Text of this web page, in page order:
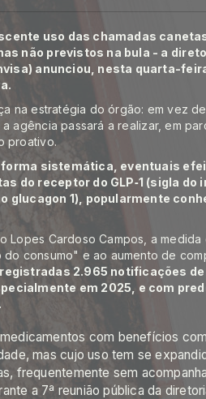
uso das chamadas
não previstos na bula - a
anunciou, nesta quarta-
na estratégia do órgão: em vez
agência passará a realizar, em
proativo.
sistemática, eventuais
do receptor do GLP‑1 (sigla
glucagon 1), popularmente
Lopes Cardoso Campos, a
consumo" e ao aumento de
2.965 notificações
em 2025, e com
com benefícios
mas cujo uso tem se
frequentemente sem
a 7ª reunião pública da